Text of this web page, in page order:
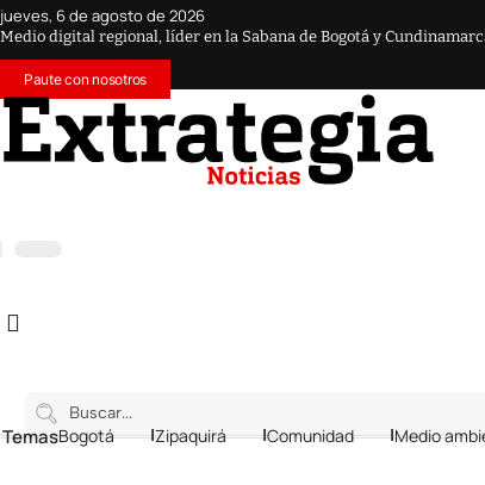
jueves, 6 de agosto de 2026
Medio digital regional, líder en la Sabana de Bogotá y
Paute con nosotros
Bogotá Zipaquirá Comunidad Medio